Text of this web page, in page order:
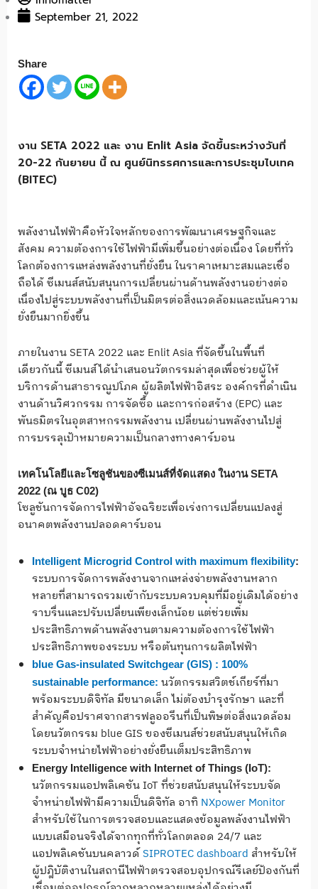
September 21, 2022
Share
งาน SETA 2022 และ งาน Enlit Asia จัดขึ้นระหว่างวันที่
20-22 กันยายน นี้ ณ ศูนย์นิทรรศการและการประชุมไบเทค
(BITEC)
พลังงานไฟฟ้าคือหัวใจหลักของการพัฒนาเศรษฐกิจและ
สังคม ความต้องการใช้ไฟฟ้ามีเพิ่มขึ้นอย่างต่อเนื่อง โดยที่ทั่ว
โลกต้องการแหล่งพลังงานที่ยั่งยืน ในราคาเหมาะสมและเชื่อ
ถือได้ ซีเมนส์สนับสนุนการเปลี่ยนผ่านด้านพลังงานอย่างต่อ
เนื่องไปสู่ระบบพลังงานที่เป็นมิตรต่อสิ่งแวดล้อมและเน้นความ
ยั่งยืนมากยิ่งขึ้น
ภายในงาน SETA 2022 และ Enlit Asia ที่จัดขึ้นในพื้นที่
เดียวกันนี้ ซีเมนส์ได้นำเสนอนวัตกรรมล่าสุดเพื่อช่วยผู้ให้
บริการด้านสาธารณูปโภค ผู้ผลิตไฟฟ้าอิสระ องค์กรที่ดำเนิน
งานด้านวิศวกรรม การจัดซื้อ และการก่อสร้าง (EPC) และ
พันธมิตรในอุตสาหกรรมพลังงาน เปลี่ยนผ่านพลังงานไปสู่
การบรรลุเป้าหมายความเป็นกลางทางคาร์บอน
เทคโนโลยีและโซลูชันของซีเมนส์ที่จัดแสดง ในงาน SETA
2022 (ณ บูธ C02)
โซลูชันการจัดการไฟฟ้าอัจฉริยะเพื่อเร่งการเปลี่ยนแปลงสู่
อนาคตพลังงานปลอดคาร์บอน
Intelligent Microgrid Control with maximum flexibility:
ระบบการจัดการพลังงานจากแหล่งจ่ายพลังงานหลาก
หลายที่สามารถรวมเข้ากับระบบควบคุมที่มีอยู่เดิมได้อย่าง
ราบรื่นและปรับเปลี่ยนเพียงเล็กน้อย แต่ช่วยเพิ่ม
ประสิทธิภาพด้านพลังงานตามความต้องการใช้ไฟฟ้า
ประสิทธิภาพของระบบ หรือต้นทุนการผลิตไฟฟ้า
blue Gas-insulated Switchgear (GIS) : 100%
sustainable performance: นวัตกรรมสวิตช์เกียร์ที่มา
พร้อมระบบดิจิทัล มีขนาดเล็ก ไม่ต้องบำรุงรักษา และที่
สำคัญคือปราศจากสารฟลูออรีนที่เป็นพิษต่อสิ่งแวดล้อม
โดยนวัตกรรม blue GIS ของซีเมนส์ช่วยสนับสนุนให้เกิด
ระบบจำหน่ายไฟฟ้าอย่างยั่งยืนเต็มประสิทธิภาพ
Energy Intelligence with Internet of Things (IoT):
นวัตกรรมแอปพลิเคชัน IoT ที่ช่วยสนับสนุนให้ระบบจัด
จำหน่ายไฟฟ้ามีความเป็นดิจิทัล อาทิ NXpower Monitor
สำหรับใช้ในการตรวจสอบและแสดงข้อมูลพลังงานไฟฟ้า
แบบเสมือนจริงได้จากทุกที่ทั่วโลกตลอด 24/7 และ
แอปพลิเคชันบนคลาวด์SIPROTEC dashboard สำหรับให้
ผู้ปฎิบัติงานในสถานีไฟฟ้าตรวจสอบอุปกรณ์รีเลย์ป้องกันที่